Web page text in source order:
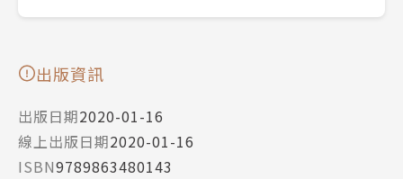
出版資訊
出版日期2020-01-16
線上出版日期2020-01-16
ISBN9789863480143